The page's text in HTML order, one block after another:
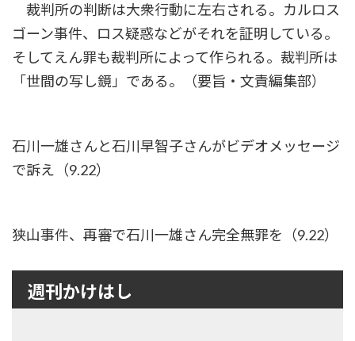
裁判所の判断は大衆行動に左右される。カルロス
ゴーン事件、ロス疑惑などがそれを証明している。
そしてえん罪も裁判所によって作られる。裁判所は
「世間の写し鏡」である。（要旨・文責編集部）
石川一雄さんと石川早智子さんがビデオメッセージ
で訴え（9.22）
狭山事件、再審で石川一雄さん完全無罪を（9.22）
週刊かけはし